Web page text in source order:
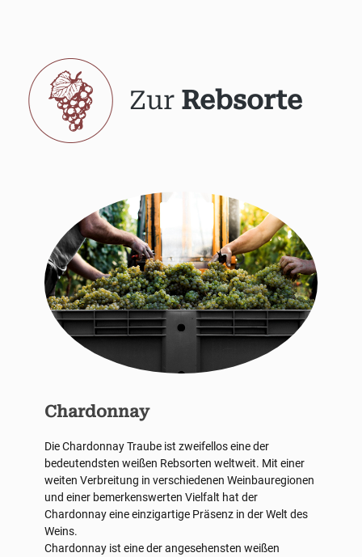
Zur Rebsorte
Chardonnay
Die Chardonnay Traube ist zweifellos eine der
bedeutendsten weißen Rebsorten weltweit. Mit einer
weiten Verbreitung in verschiedenen Weinbauregionen
und einer bemerkenswerten Vielfalt hat der
Chardonnay eine einzigartige Präsenz in der Welt des
Weins.
Chardonnay ist eine der angesehensten weißen